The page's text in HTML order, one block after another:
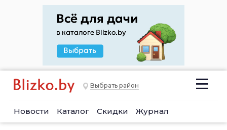
Выбрать район
Новости Каталог Скидки Журнал